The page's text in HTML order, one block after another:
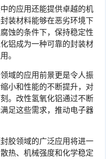
的应用还能提供卓越的机
装材料能够在恶劣环境下
蚀的条件下，保持稳定性
铝成为一种可靠的封装材
。
域的应用前景更是令人振
小和性能的不断提升，对
。改性氢氧化铝通过不断
足这些需求，推动电子器
胶领域的广泛应用将进一
热、机械强度和化学稳定